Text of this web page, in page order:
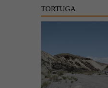
TORTUGA